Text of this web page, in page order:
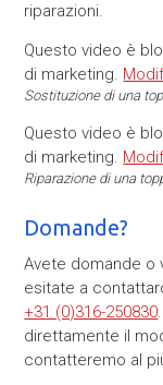
riparazioni.
Questo video è
di marketing.
Sostituzione di una
Questo video è
di marketing.
Riparazione di una
Domande?
Avete domande o
esitate a
+31 (0)316-250830
direttamente il
contatteremo al